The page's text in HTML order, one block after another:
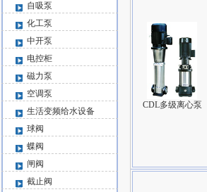
自吸泵
化工泵
中开泵
电控柜
磁力泵
空调泵
生活变频给水设备
球阀
蝶阀
闸阀
截止阀
CDL多级离心泵